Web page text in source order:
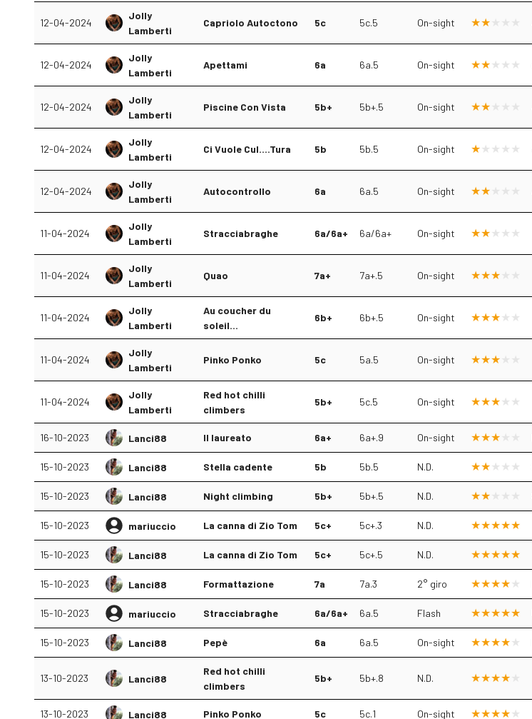
12-04-2024
Jolly
Lamberti
Capriolo Autoctono 5c 5c.5 On-sight
12-04-2024
Jolly
Lamberti
Apettami 6a 6a.5 On-sight
12-04-2024
Jolly
Lamberti
Piscine Con Vista 5b+ 5b+.5 On-sight
12-04-2024
Jolly
Lamberti
Ci Vuole Cul....Tura 5b 5b.5 On-sight
12-04-2024
Jolly
Lamberti
Autocontrollo 6a 6a.5 On-sight
11-04-2024
Jolly
Lamberti
Stracciabraghe 6a/6a+ 6a/6a+ On-sight
11-04-2024
Jolly
Lamberti
Quao 7a+ 7a+.5 On-sight
11-04-2024
Jolly
Lamberti
Au coucher du
soleil...
6b+ 6b+.5 On-sight
11-04-2024
Jolly
Lamberti
Pinko Ponko 5c 5a.5 On-sight
11-04-2024
Jolly
Lamberti
Red hot chilli
climbers
5b+ 5c.5 On-sight
16-10-2023 Lanci88 Il laureato 6a+ 6a+.9 On-sight
15-10-2023 Lanci88 Stella cadente 5b 5b.5 N.D.
15-10-2023 Lanci88 Night climbing 5b+ 5b+.5 N.D.
15-10-2023 mariuccio La canna di Zio Tom 5c+ 5c+.3 N.D.
15-10-2023 Lanci88 La canna di Zio Tom 5c+ 5c+.5 N.D.
15-10-2023 Lanci88 Formattazione 7a 7a.3 2° giro
15-10-2023 mariuccio Stracciabraghe 6a/6a+ 6a.5 Flash
15-10-2023 Lanci88 Pepè 6a 6a.5 On-sight
13-10-2023 Lanci88
Red hot chilli
climbers
5b+ 5b+.8 N.D.
13-10-2023 Lanci88 Pinko Ponko 5c 5c.1 On-sight